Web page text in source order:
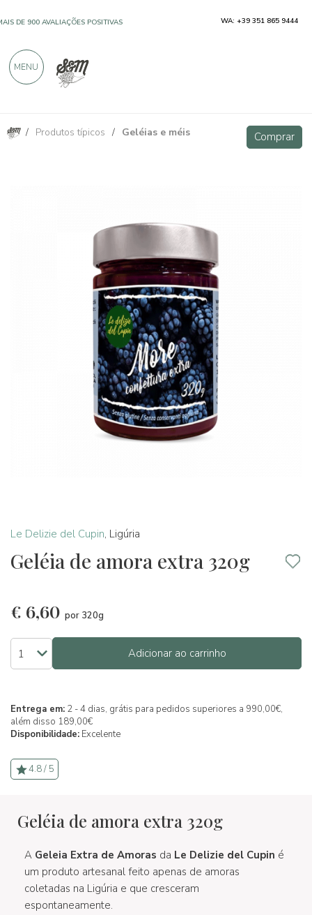
/ Produtos típicos / Geléias e méis Comprar
Le Delizie del Cupin, Ligúria
Geléia de amora extra 320g
€ 6,60 por 320g
Adicionar ao carrinho
Entrega em: 2 - 4 dias, grátis para pedidos superiores a 990,00€,
além disso 189,00€
Disponibilidade: Excelente
4.8 / 5
Geléia de amora extra 320g
A Geleia Extra de Amoras da Le Delizie del Cupin é
um produto artesanal feito apenas de amoras
coletadas na Ligúria e que cresceram
espontaneamente.
Geléia de amora extra 320g Comprar
DE 900 AVALIAÇÕES POSITIVAS WA: +39 351 865 9444
MENU